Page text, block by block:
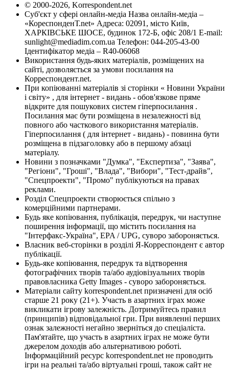
© 2000-2026, Korrespondent.net
Суб'єкт у сфері онлайн-медіа Назва онлайн-медіа –
«КореспонденТ.net» Адреса: 02091, місто Київ,
ХАРКІВСЬКЕ ШОСЕ, будинок 172-Б, офіс 208/1 E-mail:
sunlight@mediadim.com.ua Телефон: 044-205-43-00
Ідентифікатор медіа – R40-06068
Використання будь-яких матеріалів, розміщених на
сайті, дозволяється за умови посилання на
Корреспондент.net.
При копіюванні матеріалів зі сторінки « Новини України
і світу» , для інтернет - видань - обов'язкове пряме
відкрите для пошукових систем гіперпосилання .
Посилання має бути розміщена в незалежності від
повного або часткового використання матеріалів.
Гіперпосилання ( для інтернет - видань) - повинна бути
розміщена в підзаголовку або в першому абзаці
матеріалу.
Новини з позначками "Думка", "Експертиза", "Заява",
"Регіони", "Гроші", "Влада", "Вибори", "Тест-драйв",
"Спецпроекти", "Промо" публікуються на правах
реклами.
Розділ Спецпроекти створюється спільно з
комерційними партнерами.
Будь яке копіювання, публікація, передрук, чи наступне
поширення інформації, що містить посилання на
"Інтерфакс-Україна", EPA / UPG, суворо забороняється.
Власник веб-сторінки в розділі Я-Корреспондент є автор
публікації.
Будь-яке копіювання, передрук та відтворення
фотографічних творів та/або аудіовізуальних творів
правовласника Getty Images - суворо забороняється.
Матеріали сайту korrespondent.net призначені для осіб
старше 21 року (21+). Участь в азартних іграх може
викликати ігрову залежність. Дотримуйтесь правил
(принципів) відповідальної гри. При виявленні перших
ознак залежності негайно зверніться до спеціаліста.
Пам'ятайте, що участь в азартних іграх не може бути
джерелом доходів або альтернативою роботі.
Інформаційний ресурс korrespondent.net не проводить
ігри на реальні та/або віртуальні гроші, також сайт не